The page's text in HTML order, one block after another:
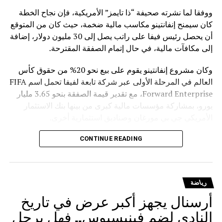
ووفقا لما نشرته صحيفة “ذا تايمز” الأمريكية، فإن نجاح الخطة
كان سيمنح إنفانتينو مكاسب مالية ضخمة، حيث كان من المتوقع
أن يحصل رئيس فيفا على راتب يصل إلى 30 مليون دولار، إضافة
إلى مكافآت مالية، في حال إتمام الصفقة المقترحة.
وكان مشروع إنفانتينو يقوم على بيع نحو 20% من حقوق كأس
العالم في المرحلة الأولى عبر شركة تابعة لفيفا تحمل اسم FIFA
Forward Enterprise، مع تقدير قيمة الصفقة بنحو 3.65 مليار
يورو، بمشاركة مؤسسات مالية كبرى من بينها بنك الاستثمار
وبحسب التقارير، روج للمشروع أمام الاتحادات الوطنية باعتباره
على الاتحادات الأعضاء، في محاولة للحصول على دعمها للمضي
قدما في الخطة.
لكن المشروع واجه معارضة قوية من عدد من الجهات، في
مقدمتها الاتحاد الأوروبي لكرة القدم “يويفا”، الذي هدد باتخاذ
CONTINUE READING
رياضة
أرسنال يجهز أكبر عرض في تاريخ
النادي لضم فينيسيوس.. فهل يرحل